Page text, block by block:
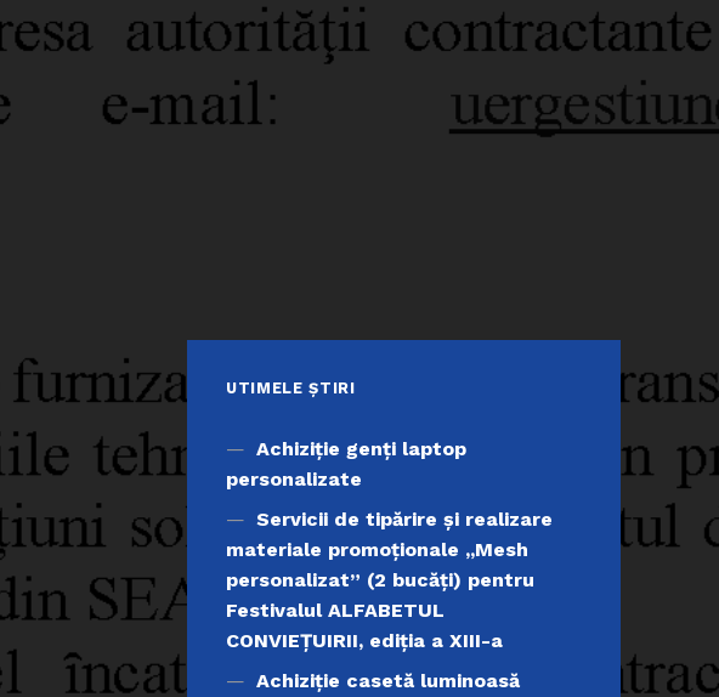
UTIMELE ȘTIRI
Achiziţie genți laptop
personalizate
Servicii de tipărire şi realizare
materiale promoţionale ,,Mesh
personalizat” (2 bucăți) pentru
Festivalul ALFABETUL
CONVIEŢUIRII, ediţia a XIII-a
Achiziție casetă luminoasă